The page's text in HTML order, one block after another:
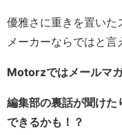
優雅さに重きを置いた
メーカーならではと言
Motorzではメールマ
編集部の裏話が聞けた
できるかも！？